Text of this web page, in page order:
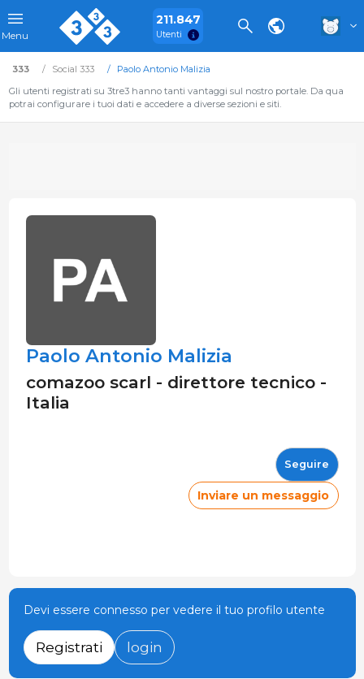
Menu
211.847
Utenti
333 Social 333
Paolo Antonio Malizia
Gli utenti registrati su 3tre3 hanno tanti vantaggi sul nostro portale. Da qua
potrai configurare i tuoi dati e accedere a diverse sezioni e siti.
Paolo Antonio Malizia
comazoo scarl - direttore tecnico -
Italia
Seguire
Inviare un messaggio
Devi essere connesso per vedere il tuo profilo utente
Registrati login